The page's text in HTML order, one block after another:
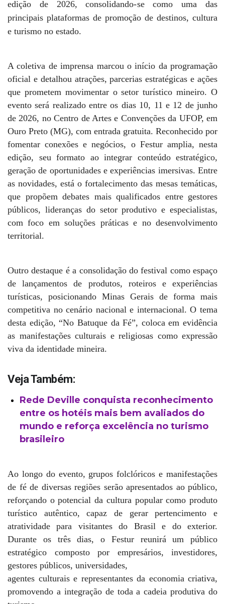
edição de 2026, consolidando-se como uma das
principais plataformas de promoção de destinos, cultura
e turismo no estado.
A coletiva de imprensa marcou o início da programação
oficial e detalhou atrações, parcerias estratégicas e ações
que prometem movimentar o setor turístico mineiro. O
evento será realizado entre os dias 10, 11 e 12 de junho
de 2026, no Centro de Artes e Convenções da UFOP, em
Ouro Preto (MG), com entrada gratuita. Reconhecido por
fomentar conexões e negócios, o Festur amplia, nesta
edição, seu formato ao integrar conteúdo estratégico,
geração de oportunidades e experiências imersivas. Entre
as novidades, está o fortalecimento das mesas temáticas,
que propõem debates mais qualificados entre gestores
públicos, lideranças do setor produtivo e especialistas,
com foco em soluções práticas e no desenvolvimento
territorial.
Outro destaque é a consolidação do festival como espaço
de lançamentos de produtos, roteiros e experiências
turísticas, posicionando Minas Gerais de forma mais
competitiva no cenário nacional e internacional. O tema
desta edição, “No Batuque da Fé”, coloca em evidência
as manifestações culturais e religiosas como expressão
viva da identidade mineira.
Veja Também:
Rede Deville conquista reconhecimento
entre os hotéis mais bem avaliados do
mundo e reforça excelência no turismo
brasileiro
Ao longo do evento, grupos folclóricos e manifestações
de fé de diversas regiões serão apresentados ao público,
reforçando o potencial da cultura popular como produto
turístico autêntico, capaz de gerar pertencimento e
atratividade para visitantes do Brasil e do exterior.
Durante os três dias, o Festur reunirá um público
estratégico composto por empresários, investidores,
gestores públicos, universidades,
agentes culturais e representantes da economia criativa,
promovendo a integração de toda a cadeia produtiva do